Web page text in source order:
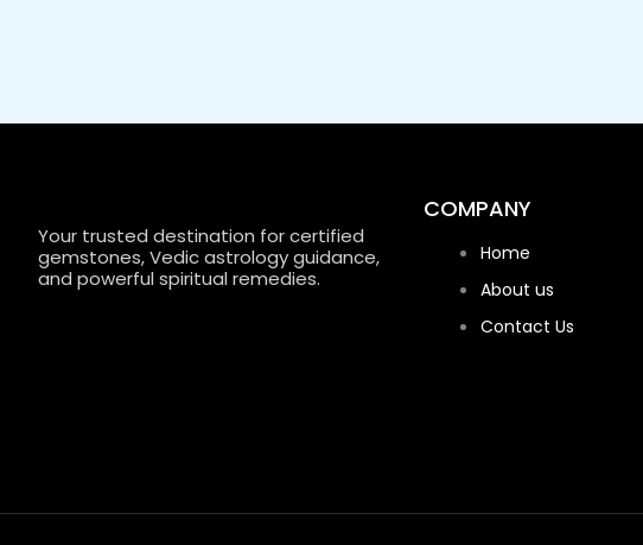
Your trusted destination for certified
gemstones, Vedic astrology guidance,
and powerful spiritual remedies.
COMPANY
Home
About us
Contact Us